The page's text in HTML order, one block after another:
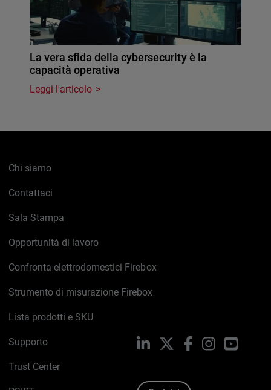
La vera sfida della cybersecurity è la
capacità operativa
Leggi l'articolo
Chi siamo
Contattaci
Sala Stampa
Opportunità di lavoro
Confronta elettrodomestici Firebox
Strumento di misurazione Firebox
Lista prodotti e SKU
Supporto
Trust Center
LinkedIn FacebookInstagram